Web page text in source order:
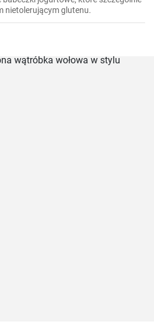
nietolerującym glutenu.